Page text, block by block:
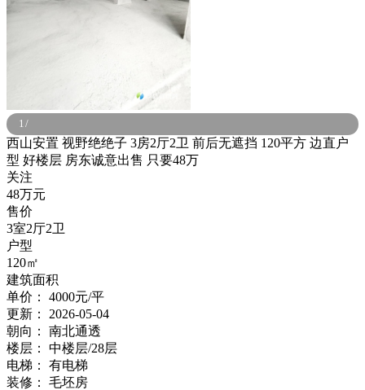
1/
西山安置 视野绝绝子 3房2厅2卫 前后无遮挡 120平方 边直户
型 好楼层 房东诚意出售 只要48万
关注
48万元
售价
3室2厅2卫
户型
120㎡
建筑面积
单价：
4000元/平
更新：
2026-05-04
朝向：
南北通透
楼层：
中楼层/28层
电梯：
有电梯
装修：
毛坯房